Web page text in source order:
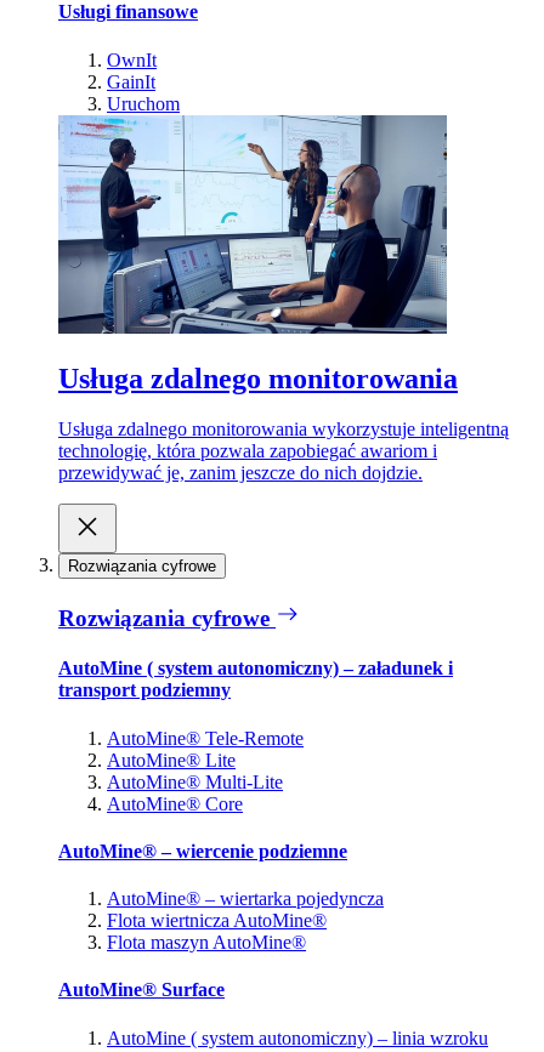
Usługi finansowe
OwnIt
GainIt
Uruchom
Usługa zdalnego monitorowania
Usługa zdalnego monitorowania wykorzystuje inteligentną
technologię, która pozwala zapobiegać awariom i
przewidywać je, zanim jeszcze do nich dojdzie.
Rozwiązania cyfrowe
Rozwiązania cyfrowe
AutoMine ( system autonomiczny) – załadunek i
transport podziemny
AutoMine® Tele-Remote
AutoMine® Lite
AutoMine® Multi-Lite
AutoMine® Core
AutoMine® – wiercenie podziemne
AutoMine® – wiertarka pojedyncza
Flota wiertnicza AutoMine®
Flota maszyn AutoMine®
AutoMine® Surface
AutoMine ( system autonomiczny) – linia wzroku